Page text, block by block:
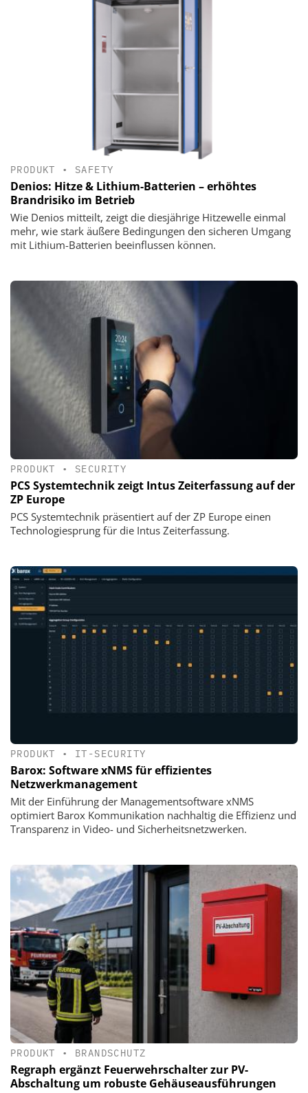
PRODUKT • SAFETY
Denios: Hitze & Lithium-Batterien – erhöhtes
Brandrisiko im Betrieb
Wie Denios mitteilt, zeigt die diesjährige Hitzewelle einmal
mehr, wie stark äußere Bedingungen den sicheren Umgang
mit Lithium-Batterien beeinflussen können.
PRODUKT • SECURITY
PCS Systemtechnik zeigt Intus Zeiterfassung auf der
ZP Europe
PCS Systemtechnik präsentiert auf der ZP Europe einen
Technologiesprung für die Intus Zeiterfassung.
PRODUKT • IT-SECURITY
Barox: Software xNMS für effizientes
Netzwerkmanagement
Mit der Einführung der Managementsoftware xNMS
optimiert Barox Kommunikation nachhaltig die Effizienz und
Transparenz in Video- und Sicherheitsnetzwerken.
PRODUKT • BRANDSCHUTZ
Regraph ergänzt Feuerwehrschalter zur PV-
Abschaltung um robuste Gehäuseausführungen